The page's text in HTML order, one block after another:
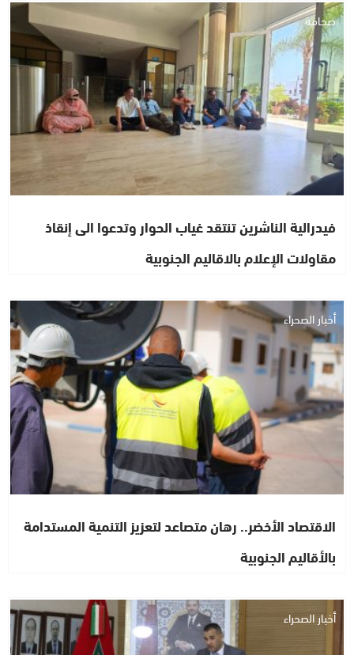
صحافة
فيدرالية الناشرين تنتقد غياب الحوار وتدعوا الى إنقاذ
مقاولات الإعلام بالاقاليم الجنوبية
أخبار الصحراء
الاقتصاد الأخضر.. رهان متصاعد لتعزيز التنمية المستدامة
بالأقاليم الجنوبية
أخبار الصحراء